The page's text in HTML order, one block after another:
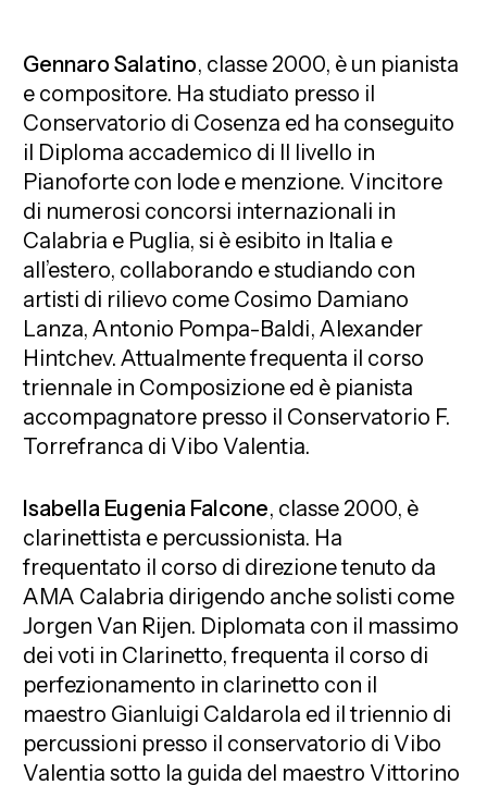
Gennaro Salatino, classe 2000, è un pianista
e compositore. Ha studiato presso il
Conservatorio di Cosenza ed ha conseguito
il Diploma accademico di II livello in
Pianoforte con lode e menzione. Vincitore
di numerosi concorsi internazionali in
Calabria e Puglia, si è esibito in Italia e
all’estero, collaborando e studiando con
artisti di rilievo come Cosimo Damiano
Lanza, Antonio Pompa-Baldi, Alexander
Hintchev. Attualmente frequenta il corso
triennale in Composizione ed è pianista
accompagnatore presso il Conservatorio F.
Torrefranca di Vibo Valentia.
Isabella Eugenia Falcone, classe 2000, è
clarinettista e percussionista. Ha
frequentato il corso di direzione tenuto da
AMA Calabria dirigendo anche solisti come
Jorgen Van Rijen. Diplomata con il massimo
dei voti in Clarinetto, frequenta il corso di
perfezionamento in clarinetto con il
maestro Gianluigi Caldarola ed il triennio di
percussioni presso il conservatorio di Vibo
Valentia sotto la guida del maestro Vittorino